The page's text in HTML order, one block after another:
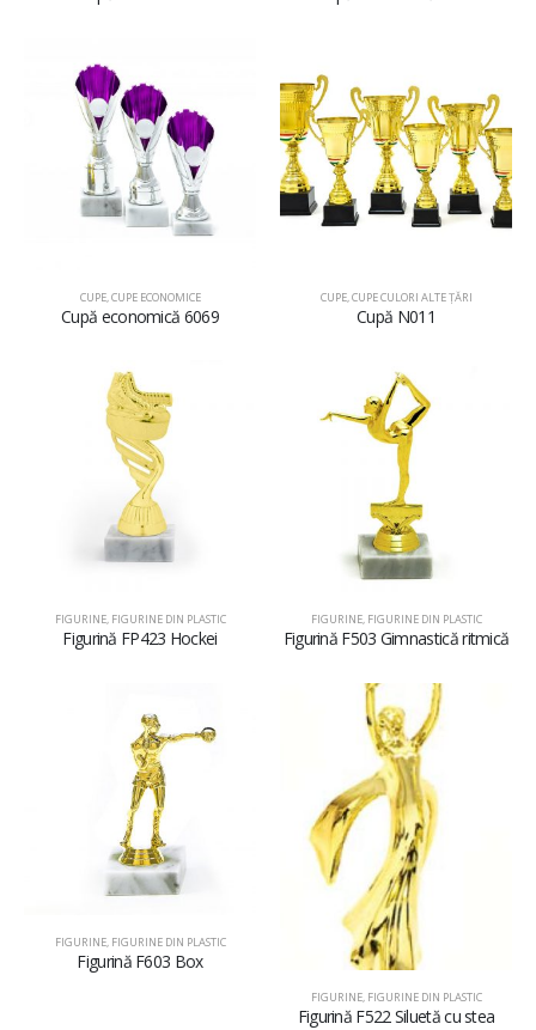
CUPE,CUPE ECONOMICE
Cupă economică 6069
CUPE,CUPE CULORI ALTE ȚĂRI
Cupă N011
FIGURINE, FIGURINE DIN PLASTIC
Figurină FP423 Hockei
FIGURINE, FIGURINE DIN PLASTIC
Figurină F503 Gimnastică ritmică
FIGURINE, FIGURINE DIN PLASTIC
Figurină F603 Box
FIGURINE, FIGURINE DIN PLASTIC
Figurină F522 Siluetă cu stea